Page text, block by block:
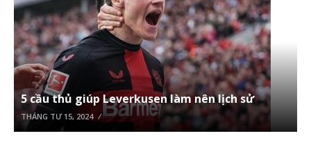
5 cầu thủ giúp Leverkusen làm nên lịch sử
THÁNG TƯ 15, 2024